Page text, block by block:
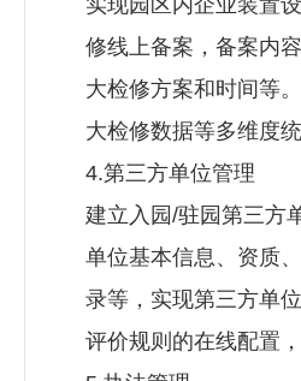
实现园区内企业装置
修线上备案，备案内
大检修方案和时间等
大检修数据等多维度
4.第三方单位管理
建立入园/驻园第三方
单位基本信息、资质
录等，实现第三方单
评价规则的在线配置